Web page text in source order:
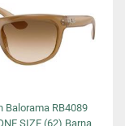
Balorama RB4089
SIZE (62) Barna